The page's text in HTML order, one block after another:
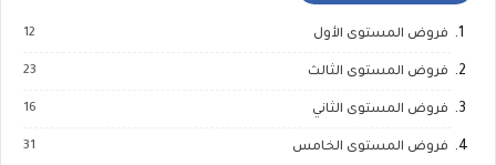
فروض المستوى الأول 12
فروض المستوى الثالث 23
فروض المستوى الثاني 16
فروض المستوى الخامس 31